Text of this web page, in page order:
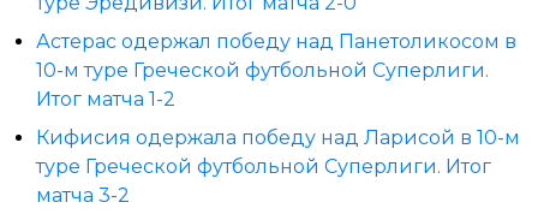
Астерас одержал победу над Панетоликосом в
10-м туре Греческой футбольной Суперлиги.
Итог матча 1-2
Кифисия одержала победу над Ларисой в 10-м
туре Греческой футбольной Суперлиги. Итог
матча 3-2